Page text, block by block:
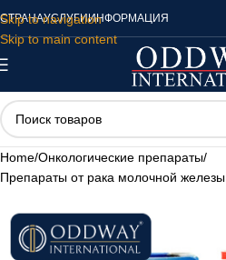
Skip to navigation
Skip to main content
СТРАНАУСЛУГИИНФОРМАЦИЯ
Home/Онкологические препараты/
Препараты от рака молочной железы